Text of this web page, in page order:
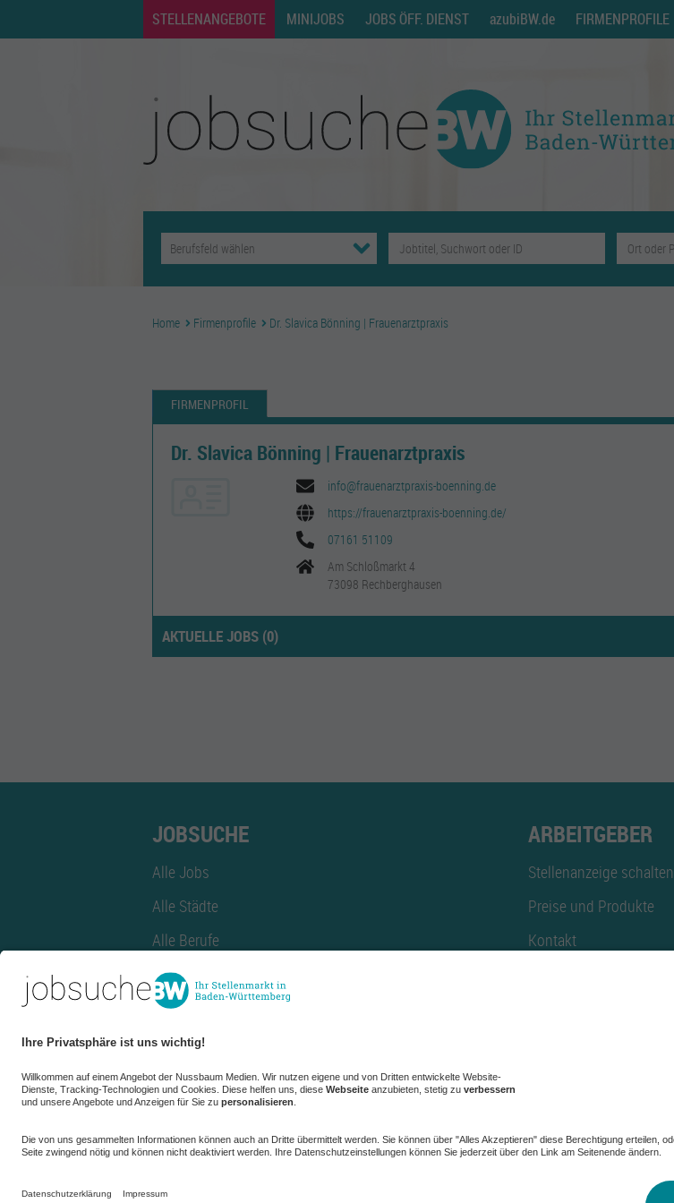
STELLENANGEBOTE MINIJOBS JOBS ÖFF. DIENST azubiBW.de FIRMENPROFILE
Home Firmenprofile Dr. Slavica Bönning | Frauenarztpraxis
FIRMENPROFIL
Dr. Slavica Bönning | Frauenarztpraxis
info@frauenarztpraxis-boenning.de
https://frauenarztpraxis-boenning.de/
07161 51109
Am Schloßmarkt 4
73098 Rechberghausen
AKTUELLE JOBS (0)
JOBSUCHE
Alle Jobs
Alle Städte
Alle Berufe
Alle Berufe nach Stadt
Alle Tätigkeitsbereiche
Alle Tätigkeitsbereiche nach Stadt
azubiBW.de
Minijobs
Firmenprofil
ARBEITGEBER
Stellenanzeige schalten
Preise und Produkte
Kontakt